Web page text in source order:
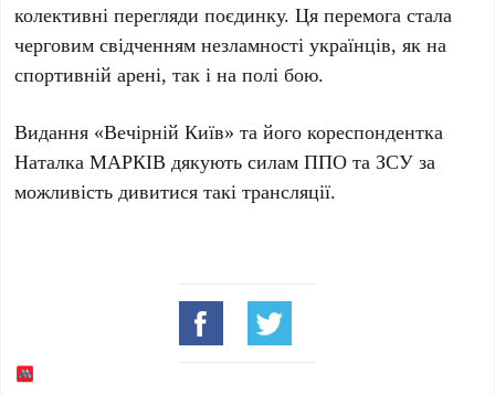
колективні перегляди поєдинку. Ця перемога стала
черговим свідченням незламності українців, як на
спортивній арені, так і на полі бою.
Видання «Вечірній Київ» та його кореспондентка
Наталка МАРКІВ дякують силам ППО та ЗСУ за
можливість дивитися такі трансляції.